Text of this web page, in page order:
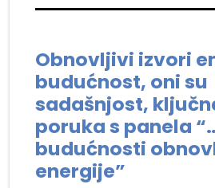
Obnovljivi izvori
budućnost, oni su
sadašnjost,
poruka s panela
budućnosti
energije”